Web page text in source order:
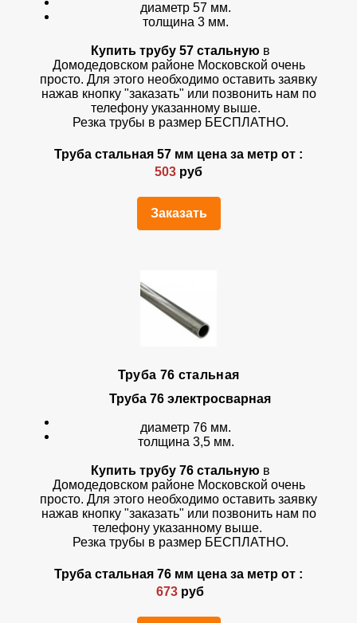
диаметр 57 мм.
толщина 3 мм.
Купить трубу 57 стальную в
Домодедовском районе Московской очень
просто. Для этого необходимо оставить заявку
нажав кнопку "заказать" или позвонить нам по
телефону указанному выше.
Резка трубы в размер БЕСПЛАТНО.
Труба стальная 57 мм цена за метр от :
503 руб
Заказать
Труба 76 стальная
Труба 76 электросварная
диаметр 76 мм.
толщина 3,5 мм.
Купить трубу 76 стальную в
Домодедовском районе Московской очень
просто. Для этого необходимо оставить заявку
нажав кнопку "заказать" или позвонить нам по
телефону указанному выше.
Резка трубы в размер БЕСПЛАТНО.
Труба стальная 76 мм цена за метр от :
673 руб